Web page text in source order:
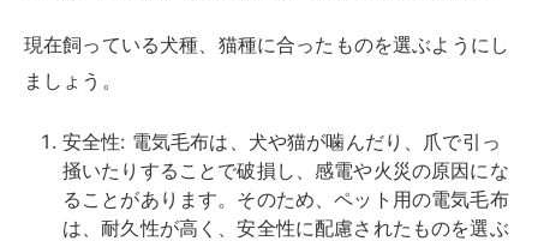
現在飼っている犬種、猫種に合ったものを選ぶようにし
ましょう。
安全性: 電気毛布は、犬や猫が噛んだり、爪で引っ
掻いたりすることで破損し、感電や火災の原因にな
ることがあります。そのため、ペット用の電気毛布
は、耐久性が高く、安全性に配慮されたものを選ぶ